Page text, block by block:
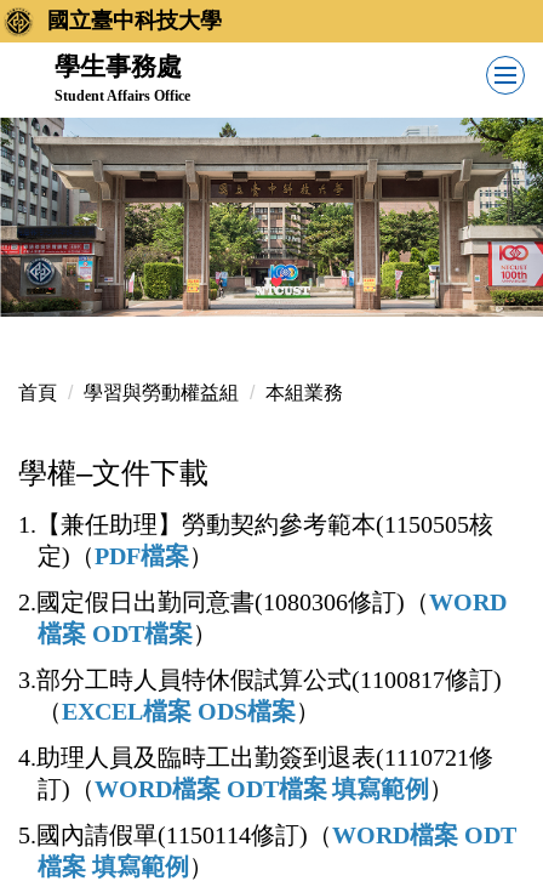
跳
到
內
容
區
國立臺中科技大學
學生事務處
Student Affairs Office
首頁 學習與勞動權益組 本組業務
學權–文件下載
1.【兼任助理】勞動契約參考範本(1150505核
定)（PDF檔案）
2.國定假日出勤同意書(1080306修訂)（WORD
檔案 ODT檔案）
3.部分工時人員特休假試算公式(1100817修訂)
（EXCEL檔案 ODS檔案）
4.助理人員及臨時工出勤簽到退表(1110721修
訂)（WORD檔案 ODT檔案填寫範例 ）
5.國內請假單(1150114修訂)（WORD檔案 ODT
檔案 填寫範例 ）